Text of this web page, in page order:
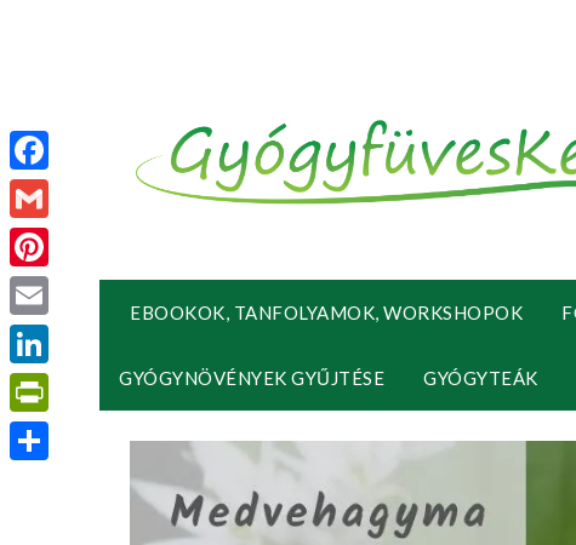
EBOOKOK, TANFOLYAMOK, WORKSHOPOK
GYÓGYNÖVÉNYEK GYŰJTÉSE GYÓGYTEÁK
Facebook
Gmail
Pinterest
Email
LinkedIn
PrintFriendly